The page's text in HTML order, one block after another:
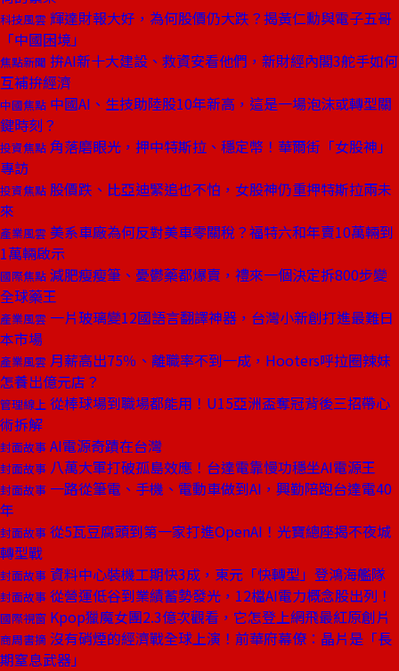
科技風雲 輝達財報大好，為何股價仍大跌？揭黃仁勳與電子五哥
「中國困境」
焦點新聞 拚AI新十大建設、救資安看他們，新財經內閣3舵手如何
互補拚經濟
中國焦點 中國AI、生技助陸股10年新高，這是一場泡沫或轉型關
鍵時刻？
投資焦點 角落磨眼光，押中特斯拉、穩定幣！華爾街「女股神」
專訪
投資焦點 股價跌、比亞迪緊追也不怕，女股神仍重押特斯拉兩未
來
產業風雲 美系車廠為何反對美車零關稅？福特六和年賣10萬輛到
1萬輛啟示
國際焦點 減肥瘦瘦筆、憂鬱藥都爆賣，禮來一個決定拆800步變
全球藥王
產業風雲 一片玻璃變12國語言翻譯神器，台灣小新創打進最難日
本市場
產業風雲 月薪高出75％、離職率不到一成，Hooters呼拉圈辣妹
怎養出億元店？
管理線上 從棒球場到職場都能用！U15亞洲盃奪冠背後三招帶心
術拆解
封面故事 AI電源奇蹟在台灣
封面故事 八萬大軍打破孤島效應！台達電靠慢功穩坐AI電源王
封面故事 一路從筆電、手機、電動車做到AI，興勤陪跑台達電40
年
封面故事 從5瓦豆腐頭到第一家打進OpenAI！光寶總座揭不夜城
轉型戰
封面故事 資料中心裝機工期快3成，東元「快轉型」登鴻海艦隊
封面故事 從營運低谷到業績蓄勢發光，12檔AI電力概念股出列！
國際視窗 Kpop獵魔女團2.3億次觀看，它怎登上網飛最紅原創片
商周書摘 沒有硝煙的經濟戰全球上演！前華府幕僚：晶片是「長
期窒息武器」